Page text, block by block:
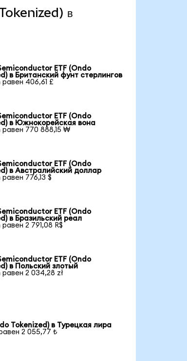
в
ETF (Ondo
в Британский фунт стерлингов
равен 406,61 £
ETF (Ondo
в Южнокорейская вона
равен 770 888,15 ₩
ETF (Ondo
в Австралийский доллар
равен 776,13 $
ETF (Ondo
в Бразильский реал
равен 2 791,08 R$
ETF (Ondo
в Польский злотый
равен 2 034,28 zł
Tokenized) в Турецкая лира
2 055,77 ₺